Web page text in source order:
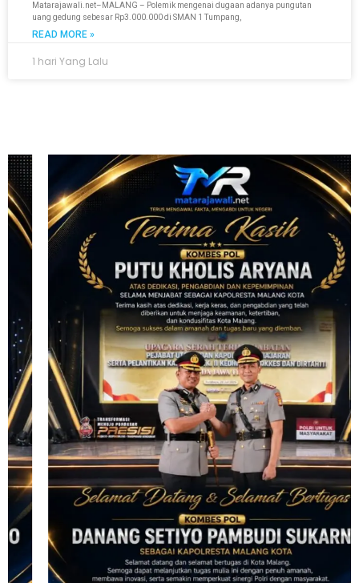
Matarajawali.net–MALANG – Polemik mengenai dugaan adanya pungutan
uang gedung sebesar Rp3.000.000 di SMAN 1 Tumpang,
READ MORE »
1 hari Yang Lalu